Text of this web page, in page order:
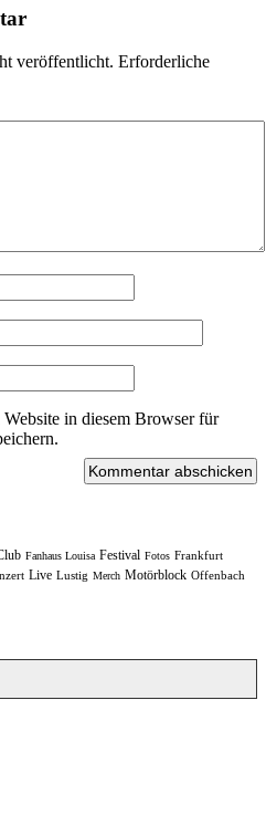
veröffentlicht. Erforderliche
in diesem Browser für
Fanhaus Louisa Festival Fotos Frankfurt
Live Lustig Merch Motörblock Offenbach